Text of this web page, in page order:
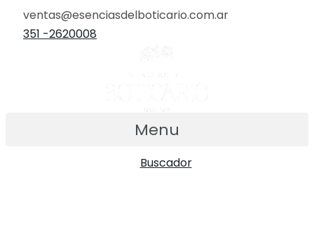
ventas@esenciasdelboticario.com.ar
351 -2620008
Menu
Buscador